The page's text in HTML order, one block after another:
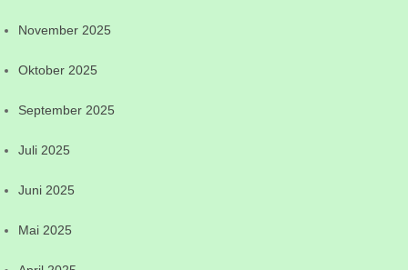
November 2025
Oktober 2025
September 2025
Juli 2025
Juni 2025
Mai 2025